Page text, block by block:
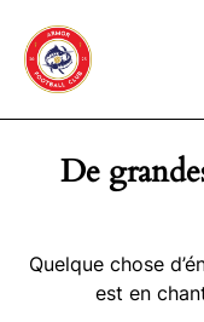
De
Quelque chose
est en